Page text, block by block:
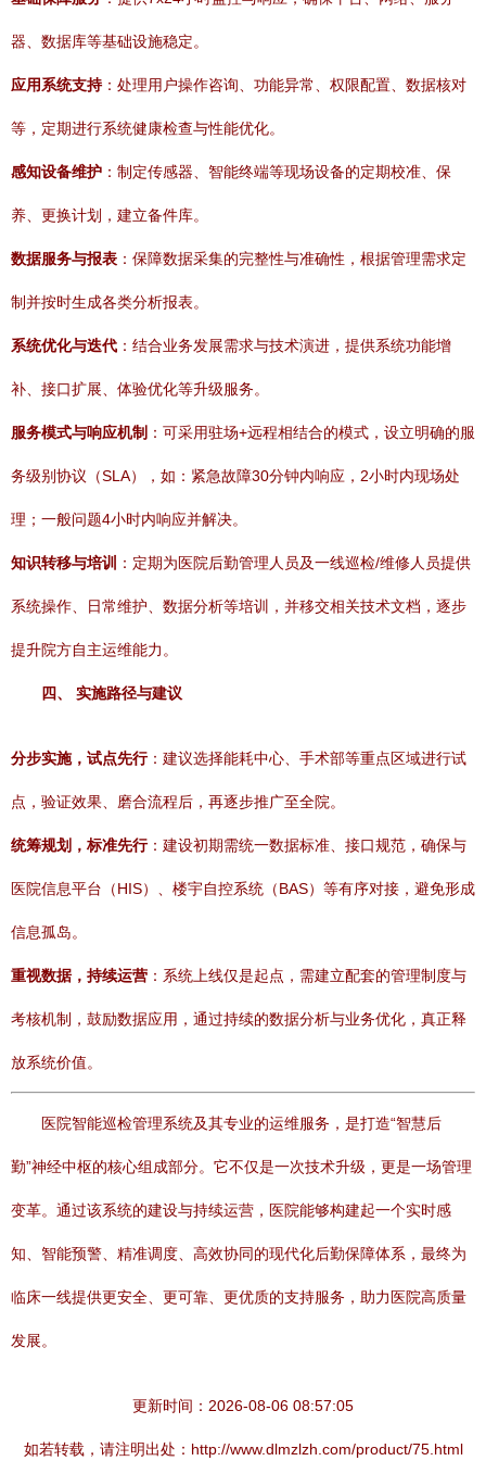
器、数据库等基础设施稳定。
应用系统支持：处理用户操作咨询、功能异常、权限配置、数据核对
等，定期进行系统健康检查与性能优化。
感知设备维护 ：制定传感器、智能终端等现场设备的定期校准、保
养、更换计划，建立备件库。
数据服务与报表 ：保障数据采集的完整性与准确性，根据管理需求定
制并按时生成各类分析报表。
系统优化与迭代 ：结合业务发展需求与技术演进，提供系统功能增
补、接口扩展、体验优化等升级服务。
服务模式与响应机制 ：可采用驻场+远程相结合的模式，设立明确的服
务级别协议（SLA），如：紧急故障30分钟内响应，2小时内现场处
理；一般问题4小时内响应并解决。
知识转移与培训 ：定期为医院后勤管理人员及一线巡检/维修人员提供
系统操作、日常维护、数据分析等培训，并移交相关技术文档，逐步
提升院方自主运维能力。
四、 实施路径与建议
分步实施，试点先行：建议选择能耗中心、手术部等重点区域进行试
点，验证效果、磨合流程后，再逐步推广至全院。
统筹规划，标准先行：建设初期需统一数据标准、接口规范，确保与
医院信息平台（HIS）、楼宇自控系统（BAS）等有序对接，避免形成
信息孤岛。
重视数据，持续运营 ：系统上线仅是起点，需建立配套的管理制度与
考核机制，鼓励数据应用，通过持续的数据分析与业务优化，真正释
放系统价值。
医院智能巡检管理系统及其专业的运维服务，是打造“智慧后
勤”神经中枢的核心组成部分。它不仅是一次技术升级，更是一场管理
变革。通过该系统的建设与持续运营，医院能够构建起一个实时感
知、智能预警、精准调度、高效协同的现代化后勤保障体系，最终为
临床一线提供更安全、更可靠、更优质的支持服务，助力医院高质量
发展。
更新时间：2026-08-06 08:57:05
如若转载，请注明出处：http://www.dlmzlzh.com/product/75.html